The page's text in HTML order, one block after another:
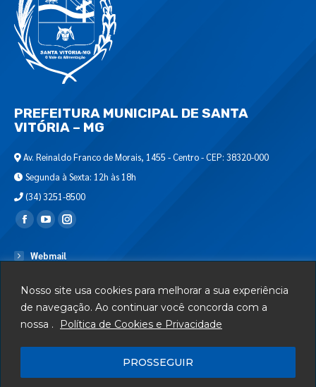
Nosso site usa cookies para melhorar a sua experiência
de navegação. Ao continuar você concorda com a
nossa .
Política de Cookies e Privacidade
PROSSEGUIR
PREFEITURA MUNICIPAL DE SANTA
VITÓRIA – MG
Av. Reinaldo Franco de Morais, 1455 - Centro - CEP: 38320-000
Segunda à Sexta: 12h às 18h
(34) 3251-8500
Encontre-nos em:
Webmail
Serviços
Telefones Úteis